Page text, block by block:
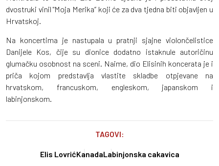
dvostruki vinil "Moja Merika” koji će za dva tjedna biti objavljen u
Hrvatskoj.
Na koncertima je nastupala u pratnji sjajne violončelistice
Danijele Kos, čije su dionice dodatno istaknule autoričinu
glumačku osobnost na sceni. Naime, dio Elisinih koncerata je i
priča kojom predstavlja vlastite skladbe otpjevane na
hrvatskom, francuskom, engleskom, japanskom i
labinjonskom.
TAGOVI:
Elis LovrićKanadaLabinjonska cakavica